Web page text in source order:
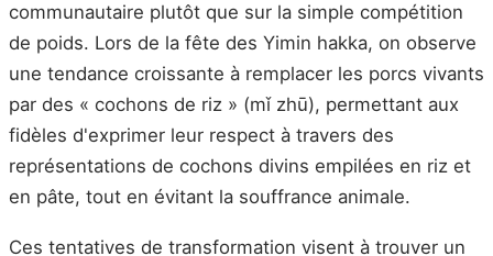
communautaire plutôt que sur la simple compétition
de poids. Lors de la fête des Yimin hakka, on observe
une tendance croissante à remplacer les porcs vivants
par des « cochons de riz » (mǐ zhū), permettant aux
fidèles d'exprimer leur respect à travers des
représentations de cochons divins empilées en riz et
en pâte, tout en évitant la souffrance animale.
Ces tentatives de transformation visent à trouver un